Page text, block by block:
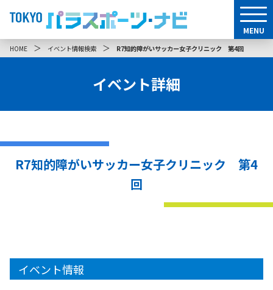
MENU
HOME ＞ イベント情報検索 ＞ R7知的障がいサッカー女子クリニック 第4回
イベント詳細
R7知的障がいサッカー女子クリニック 第4
回
イベント情報